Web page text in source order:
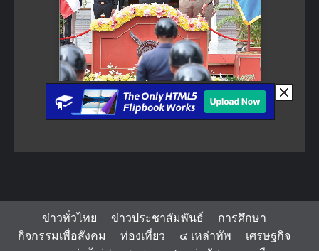
ข่าวทั่วไทย ข่าวประชาสัมพันธ์
การศึกษา
กิจกรรมเพื่อสังคม
ท่องเที่ยว ๔ เหล่าทัพ
เศรษฐกิจ